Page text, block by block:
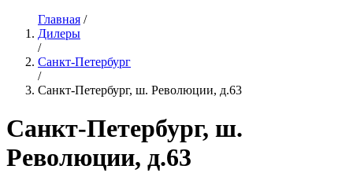
Главная /
Дилеры
/
Санкт-Петербург
/
Санкт-Петербург, ш. Революции, д.63
Санкт-Петербург, ш.
Революции, д.63